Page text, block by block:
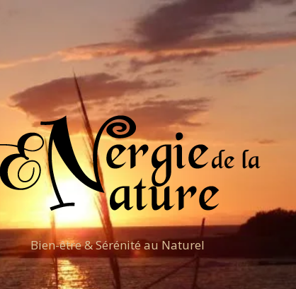
Bien-être & Sérénité au Naturel